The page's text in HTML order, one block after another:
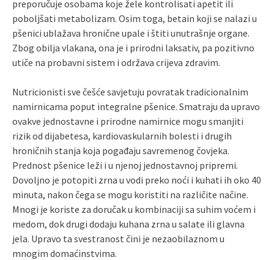
preporučuje osobama koje žele kontrolisati apetit ili
poboljšati metabolizam. Osim toga, betain koji se nalazi u
pšenici ublažava hronične upale i štiti unutrašnje organe.
Zbog obilja vlakana, ona je i prirodni laksativ, pa pozitivno
utiče na probavni sistem i održava crijeva zdravim.
Nutricionisti sve češće savjetuju povratak tradicionalnim
namirnicama poput integralne pšenice. Smatraju da upravo
ovakve jednostavne i prirodne namirnice mogu smanjiti
rizik od dijabetesa, kardiovaskularnih bolesti i drugih
hroničnih stanja koja pogađaju savremenog čovjeka.
Prednost pšenice leži i u njenoj jednostavnoj pripremi.
Dovoljno je potopiti zrna u vodi preko noći i kuhati ih oko 40
minuta, nakon čega se mogu koristiti na različite načine.
Mnogi je koriste za doručak u kombinaciji sa suhim voćem i
medom, dok drugi dodaju kuhana zrna u salate ili glavna
jela. Upravo ta svestranost čini je nezaobilaznom u
mnogim domaćinstvima.